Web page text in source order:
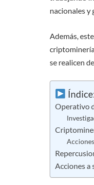
nacionales y
Además,
se realicen
Operativo
Acciones a